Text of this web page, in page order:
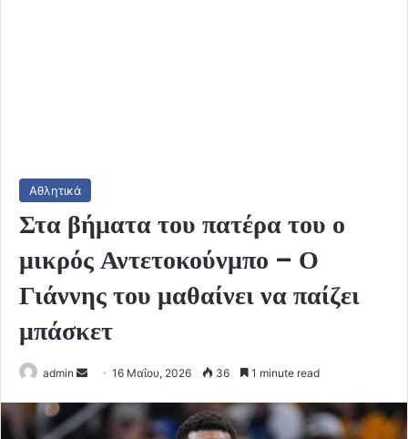
Αθλητικά
Στα βήματα του πατέρα του ο
μικρός Αντετοκούνμπο – Ο
Γιάννης του μαθαίνει να παίζει
μπάσκετ
admin
Send
email
16 Μαΐου, 2026 36 1 minute read